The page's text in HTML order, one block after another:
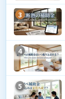
3
4
5